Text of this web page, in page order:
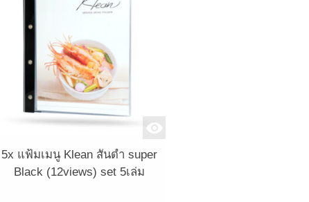
5x แฟ้มเมนู Klean สันดำ super
Black (12views) set 5เล่ม